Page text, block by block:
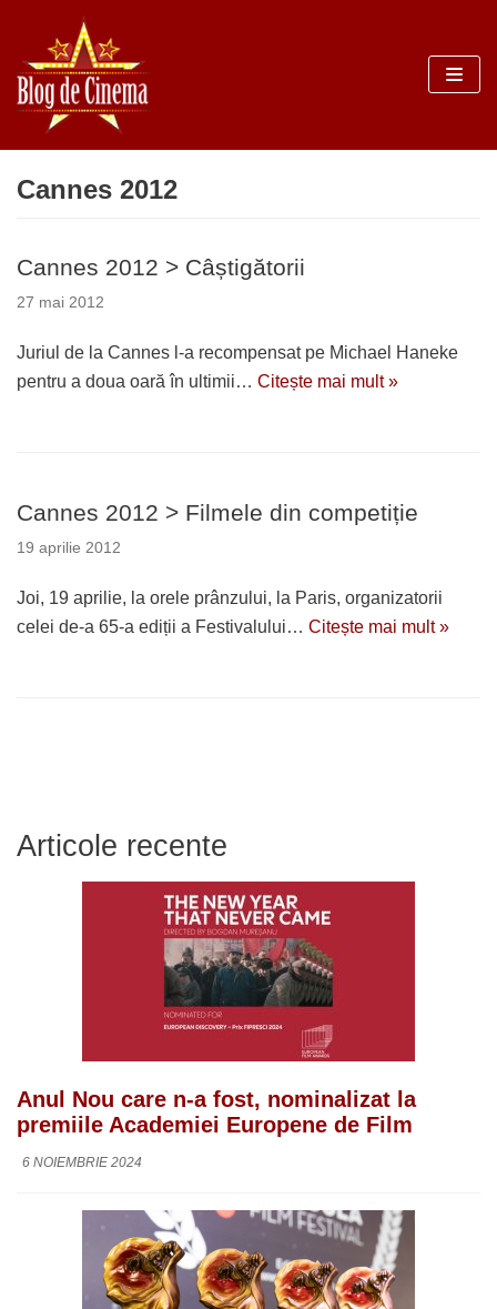
Sari
la
conținut
Cannes 2012
Cannes 2012 > Câștigătorii
27 mai 2012
Juriul de la Cannes l-a recompensat pe Michael Haneke
pentru a doua oară în ultimii… Citește mai mult »
Cannes 2012 > Filmele din competiție
19 aprilie 2012
Joi, 19 aprilie, la orele prânzului, la Paris, organizatorii
celei de-a 65-a ediții a Festivalului… Citește mai mult »
Articole recente
Anul Nou care n-a fost, nominalizat la
premiile Academiei Europene de Film
6 NOIEMBRIE 2024